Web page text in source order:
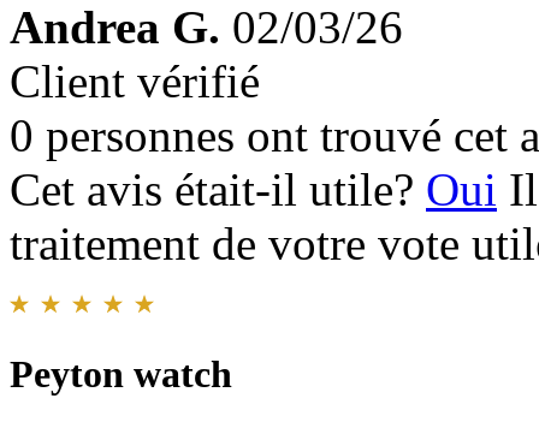
Andrea G. 02/03/26
Client vérifié
0 personnes ont trouvé cet
Cet avis était-il utile? Oui
traitement de votre vote
Peyton watch